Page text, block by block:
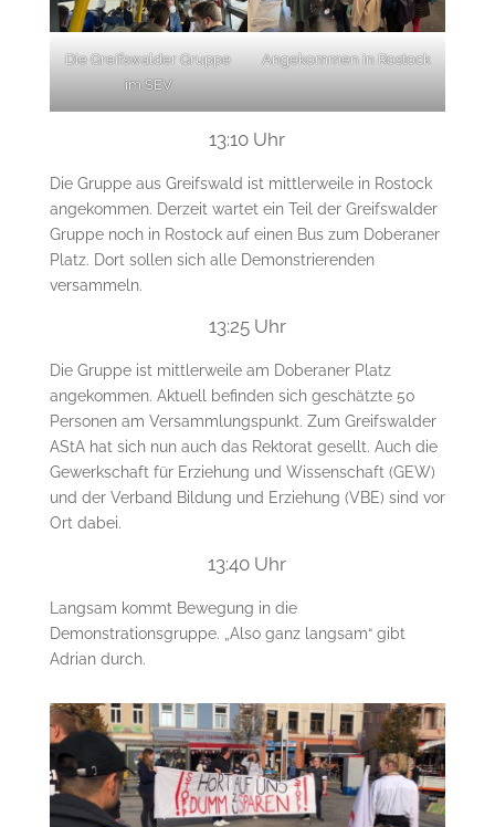
Die Greifswalder Gruppe
im SEV
Angekommen in Rostock
13:10 Uhr
Die Gruppe aus Greifswald ist mittlerweile in Rostock
angekommen. Derzeit wartet ein Teil der Greifswalder
Gruppe noch in Rostock auf einen Bus zum Doberaner
Platz. Dort sollen sich alle Demonstrierenden
versammeln.
13:25 Uhr
Die Gruppe ist mittlerweile am Doberaner Platz
angekommen. Aktuell befinden sich geschätzte 50
Personen am Versammlungspunkt. Zum Greifswalder
AStA hat sich nun auch das Rektorat gesellt. Auch die
Gewerkschaft für Erziehung und Wissenschaft (GEW)
und der Verband Bildung und Erziehung (VBE) sind vor
Ort dabei.
13:40 Uhr
Langsam kommt Bewegung in die
Demonstrationsgruppe. „Also ganz langsam“ gibt
Adrian durch.